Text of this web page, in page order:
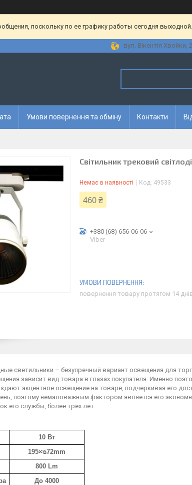
поскольку по ее графику работы сегодня
вул. Вікентія Хвойки,
Умови повернення та обміну Контакти
Світильник трековий
Немає в наявності Код: 49533
460 ₴
+380 (68) 656-06-06
Viber
повернення товару протягом 14
светильники – безупречный вариант освещения для
зависит вид товара в глазах покупателя. Именно
акцентное освещение на товаре, подчеркивая его
поэтому немаловажным фактором является его
его службы, более трех лет.
10 Вт
195×ᴓ72mm
800 Lm
До 4000